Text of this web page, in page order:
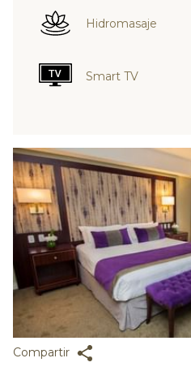
Hidromasaje
Smart TV
Compartir